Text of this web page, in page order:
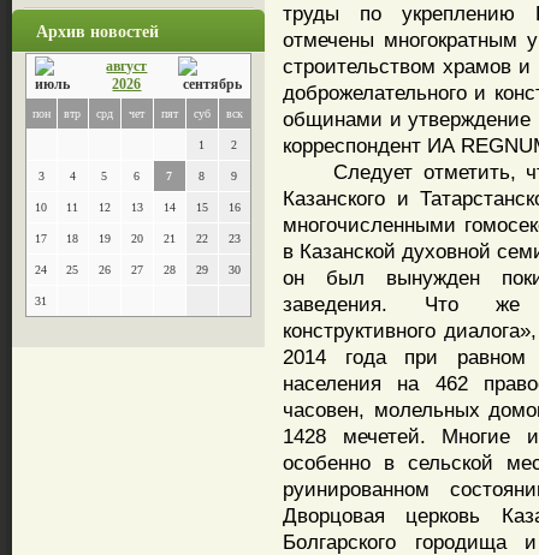
Архив новостей
август
2026
пон втр срд чет пят суб вск
1 2
3 4 5 6 7 8 9
10 11 12 13 14 15 16
17 18 19 20 21 22 23
24 25 26 27 28 29 30
31
труды по укреплению
отмечены многократным
строительством храмов
доброжелательного и
общинами и утверждение
корреспондент ИА
Следует отметить,
Казанского и
многочисленными
в Казанской духовной
он был вынужден
заведения. Что же
конструктивного
2014 года при равном
населения на 462
часовен, молельных
1428 мечетей. Многие
особенно в сельской
руинированном
Дворцовая церковь
Болгарского